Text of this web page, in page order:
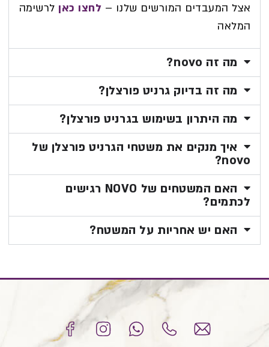
אצל המעבדים המורשים שלנו – לחצו כאן לרשימה
המלאה
מה זה novo?
מה זה בדיוק גרניט פורצלן?
מה היתרון בשימוש בגרניט פורצלן?
איך מנקים את משטחי הגרניט פורצלן של
novo?
האם המשטחים של NOVO רגישים
לכתמים?
האם יש אחריות על המשטח?